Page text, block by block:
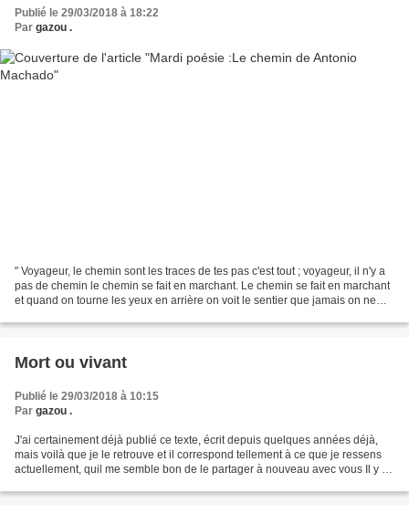
Publié le 29/03/2018 à 18:22
Par gazou .
" Voyageur, le chemin sont les traces de tes pas c'est tout ; voyageur, il n'y a
pas de chemin le chemin se fait en marchant. Le chemin se fait en marchant
et quand on tourne les yeux en arrière on voit le sentier que jamais on ne
Mort ou vivant
Publié le 29/03/2018 à 10:15
Par gazou .
J'ai certainement déjà publié ce texte, écrit depuis quelques années déjà,
mais voilà que je le retrouve et il correspond tellement à ce que je ressens
actuellement, quil me semble bon de le partager à nouveau avec vous Il y a